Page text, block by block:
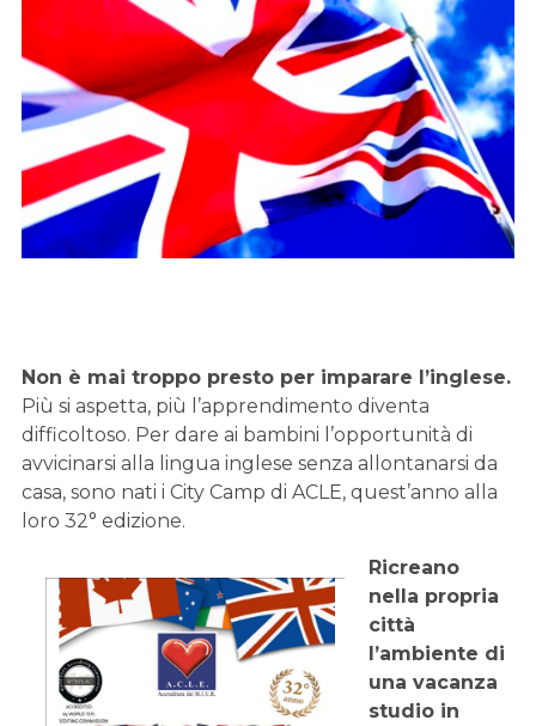
Non è mai troppo presto per imparare l’inglese.
Più si aspetta, più l’apprendimento diventa
difficoltoso. Per dare ai bambini l’opportunità di
avvicinarsi alla lingua inglese senza allontanarsi da
casa, sono nati i City Camp di ACLE, quest’anno alla
loro 32° edizione.
Ricreano
nella propria
città
l’ambiente di
una vacanza
studio in